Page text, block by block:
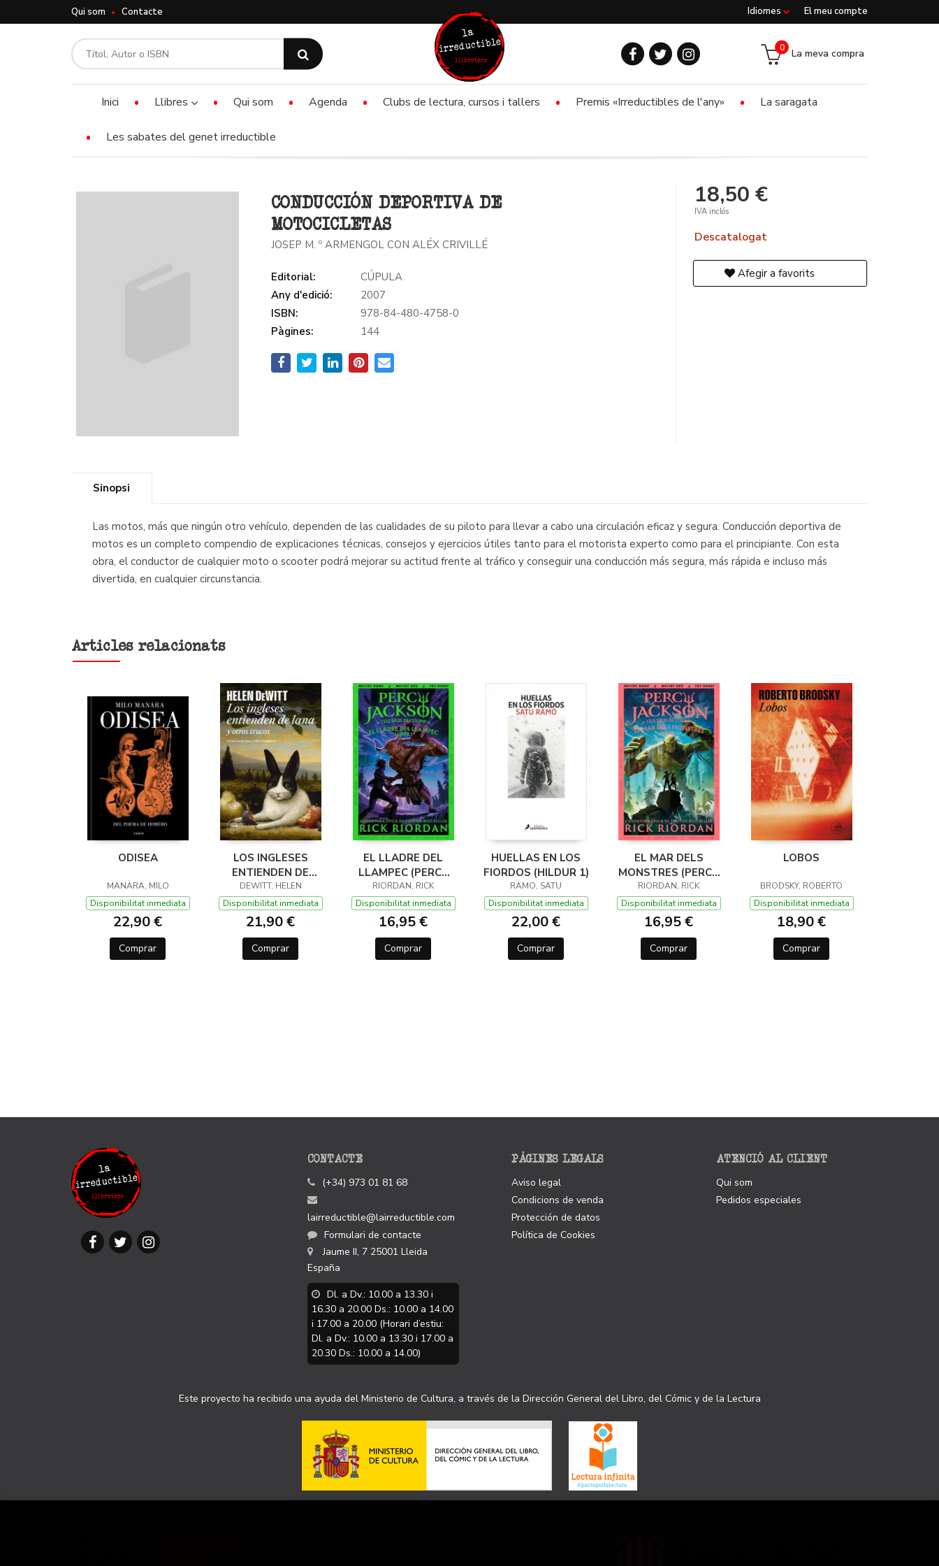
El meu compte
Idiomes
Qui som Contacte
La meva compra
0
Inici Llibres Qui som Agenda Clubs de lectura, cursos i tallers Premis «Irreductibles de l'any» La saragata
Les sabates del genet irreductible
CONDUCCIÓN DEPORTIVA DE
MOTOCICLETAS
JOSEP M. º ARMENGOL CON ALÉX CRIVILLÉ
Editorial:
CÚPULA
Any d'edició:
2007
ISBN:
978-84-480-4758-0
Pàgines:
144
18,50 €
IVA inclós
Descatalogat
Afegir a favorits
Sinopsi
Las motos, más que ningún otro vehículo, dependen de las cualidades de su piloto para llevar a cabo una circulación eficaz y segura. Conducción deportiva de
motos es un completo compendio de explicaciones técnicas, consejos y ejercicios útiles tanto para el motorista experto como para el principiante. Con esta
obra, el conductor de cualquier moto o scooter podrá mejorar su actitud frente al tráfico y conseguir una conducción más segura, más rápida e incluso más
divertida, en cualquier circunstancia.
Articles relacionats
ODISEA
MANARA, MILO
Disponibilitat inmediata
22,90 €
Comprar
LOS INGLESES
ENTIENDEN DE
LANA (Y OTROS
TRUCOS)
DEWITT, HELEN
Disponibilitat inmediata
21,90 €
Comprar
EL LLADRE DEL
LLAMPEC (PERCY
JACKSON I ELS
DÉUS DE L'OLIMP 1)
RIORDAN, RICK
Disponibilitat inmediata
16,95 €
Comprar
HUELLAS EN LOS
FIORDOS (HILDUR 1)
RAMO, SATU
Disponibilitat inmediata
22,00 €
Comprar
EL MAR DELS
MONSTRES (PERCY
JACKSON I ELS
DÉUS DE L'OLIMP 2)
RIORDAN, RICK
Disponibilitat inmediata
16,95 €
Comprar
LOBOS
BRODSKY, ROBERTO
Disponibilitat inmediata
18,90 €
Comprar
CONTACTE
(+34) 973 01 81 68
lairreductible@lairreductible.com
Formulari de contacte
Jaume II, 7 25001 Lleida
España
Dl. a Dv.: 10.00 a 13.30 i
16.30 a 20.00 Ds.: 10.00 a 14.00
i 17.00 a 20.00 (Horari d’estiu:
Dl. a Dv.: 10.00 a 13.30 i 17.00 a
20.30 Ds.: 10.00 a 14.00)
PÀGINES LEGALS
Aviso legal
Condicions de venda
Protección de datos
Política de Cookies
ATENCIÓ AL CLIENT
Qui som
Pedidos especiales
Este proyecto ha recibido una ayuda del Ministerio de Cultura, a través de la Dirección General del Libro, del Cómic y de la Lectura